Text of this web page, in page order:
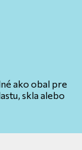
ako obal pre
skla alebo